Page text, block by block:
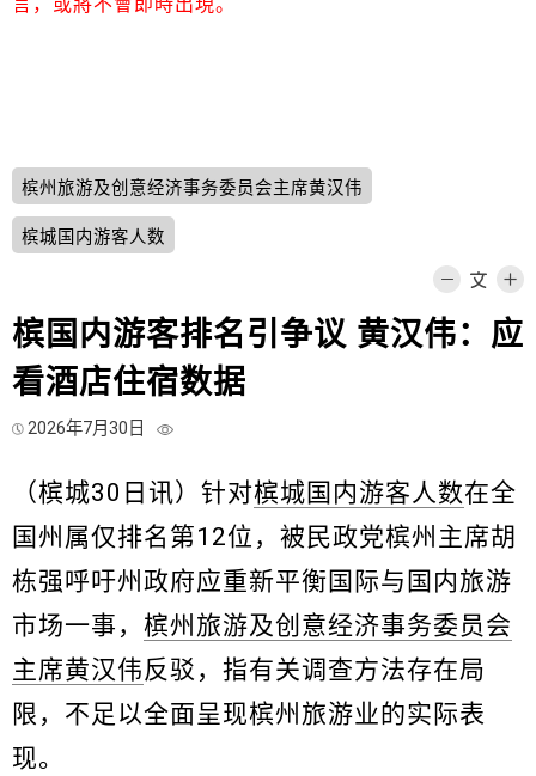
槟州旅游及创意经济事务委员会主席黄汉伟
槟城国内游客人数
槟国内游客排名引争议 黄汉伟：应
看酒店住宿数据
2026年7月30日
（槟城30日讯）针对槟城国内游客人数在全
国州属仅排名第12位，被民政党槟州主席胡
栋强呼吁州政府应重新平衡国际与国内旅游
市场一事， 槟州旅游及创意经济事务委员会
主席黄汉伟反驳，指有关调查方法存在局
限，不足以全面呈现槟州旅游业的实际表
现。